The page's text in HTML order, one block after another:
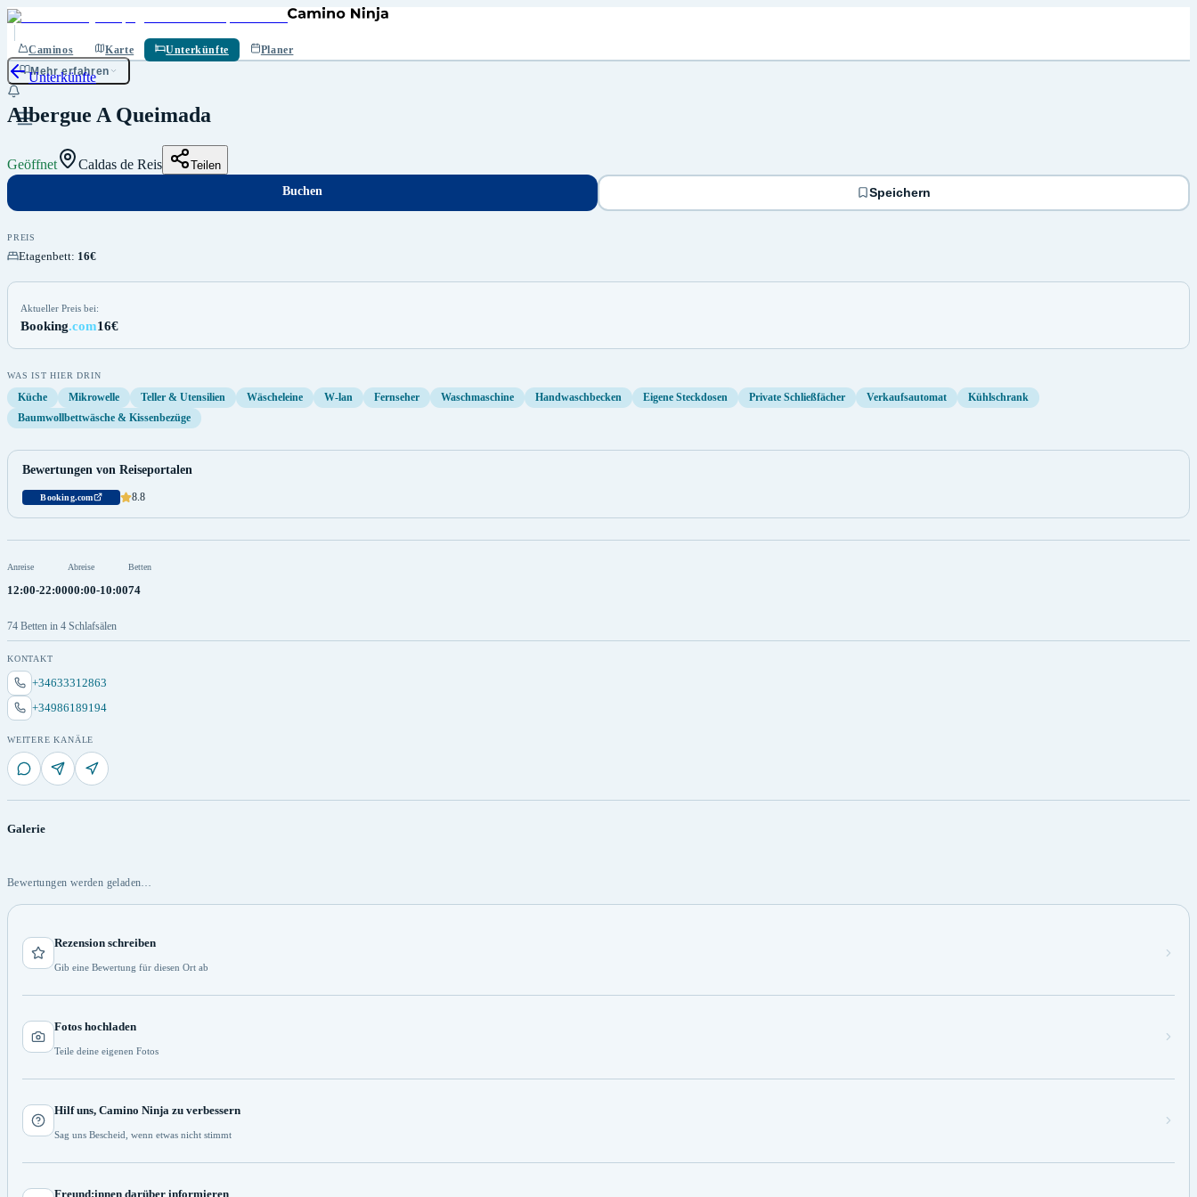
Caminos Karte Unterkünfte
Planer
Mehr erfahren
Unterkünfte
Albergue A Queimada
Geöffnet Caldas de Reis Teilen
Buchen Speichern
Buchen Speichern
PREIS
Etagenbett: 16€
Aktueller Preis bei:
Booking.com16€
WAS IST HIER DRIN
Küche Mikrowelle Teller & Utensilien Wäscheleine W-lan Fernseher Waschmaschine Handwaschbecken Eigene Steckdosen Private Schließfächer Verkaufsautomat
Kühlschrank
Baumwollbettwäsche & Kissenbezüge
Bewertungen von Reiseportalen
Booking.com 8.8
Anreise
12:00-22:00
Abreise
00:00-10:00
Betten
74
74 Betten in 4 Schlafsälen
KONTAKT
+34633312863
+34986189194
WEITERE KANÄLE
Galerie
Bewertungen werden geladen…
Rezension schreiben
Gib eine Bewertung für diesen Ort ab
Fotos hochladen
Teile deine eigenen Fotos
Hilf uns, Camino Ninja zu verbessern
Sag uns Bescheid, wenn etwas nicht stimmt
Freund:innen darüber informieren